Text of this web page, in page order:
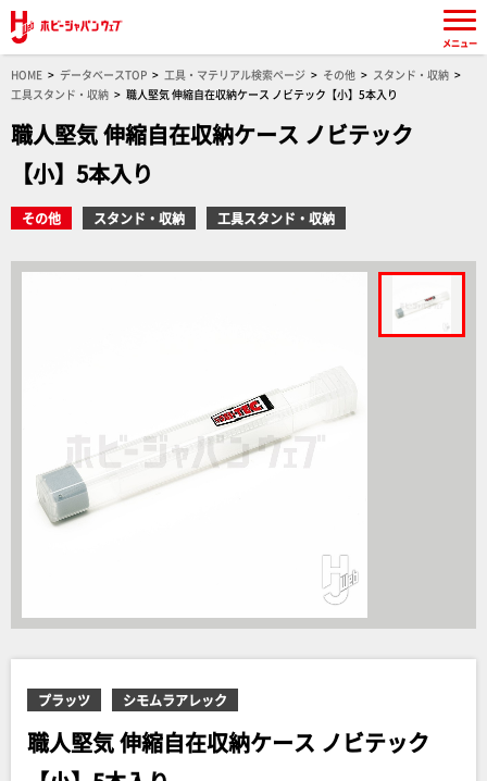
HOME データベースTOP 工具・マテリアル検索ページ その他
スタンド・収納
工具スタンド・収納
職人堅気 伸縮自在収納ケース ノビテック【小】5本入り
職人堅気 伸縮自在収納ケース ノビテック
【小】5本入り
その他 スタンド・収納 工具スタンド・収納
プラッツ シモムラアレック
職人堅気 伸縮自在収納ケース ノビテック
メニュー